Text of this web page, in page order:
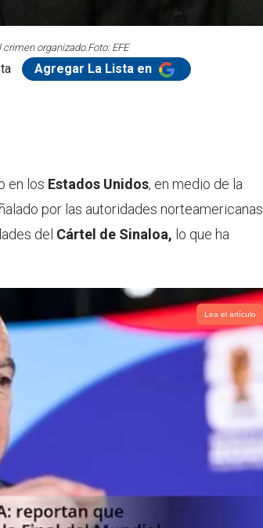
crimen organizado.Foto: EFE
Agregar La Lista en
en los Estados Unidos, en medio de la
por las autoridades norteamericanas
del Cártel de Sinaloa, lo que ha
Lea el artículo